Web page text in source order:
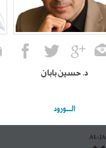
د. حسين بابان
الــــورود